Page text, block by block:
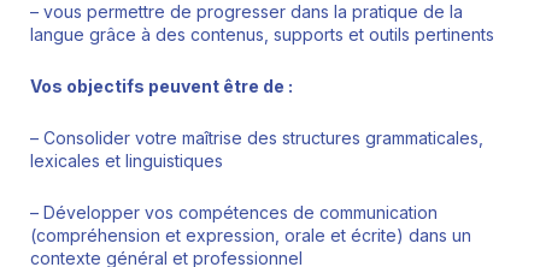
– vous permettre de progresser dans la pratique de la
langue grâce à des contenus, supports et outils pertinents
Vos objectifs peuvent être de :
– Consolider votre maîtrise des structures grammaticales,
lexicales et linguistiques
– Développer vos compétences de communication
(compréhension et expression, orale et écrite) dans un
contexte général et professionnel